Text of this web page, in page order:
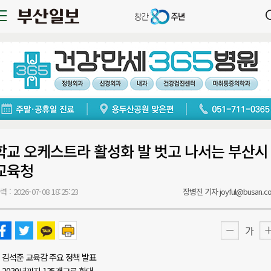
교 오케스트라 활성화 발 벗고 나서는 부산시
육청
: 2026-07-08 18:25:23 장병진 기자
가
김석준 교육감 주요 정책 발표